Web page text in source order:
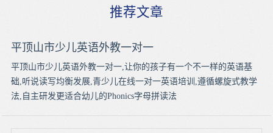
推荐文章
平顶山市少儿英语外教一对一
平顶山市少儿英语外教一对一,让你的孩子有一个不一样的英语基
础,听说读写均衡发展,青少儿在线一对一英语培训,遵循螺旋式教学
法,自主研发更适合幼儿的Phonics字母拼读法